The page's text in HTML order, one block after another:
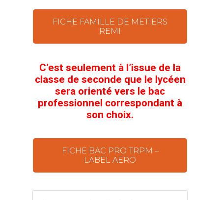
FICHE FAMILLE DE METIERS
REMI
C’est seulement à l’issue de la
classe de seconde que le lycéen
sera orienté vers le bac
professionnel correspondant à
son choix.
FICHE BAC PRO TRPM –
LABEL AERO